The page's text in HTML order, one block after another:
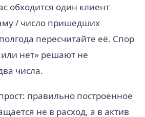
обходится один клиент
/ число пришедших
пересчитайте её. Спор
или нет» решают не
числа.
правильно построенное
не в расход, а в актив